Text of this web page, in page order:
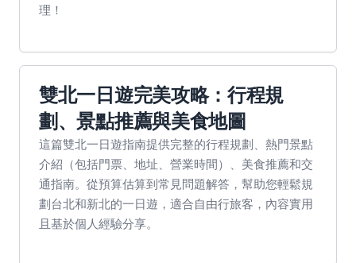
理！
雙北一日遊完美攻略：行程規
劃、景點推薦與美食地圖
這篇雙北一日遊指南提供完整的行程規劃、熱門景點
介紹（包括門票、地址、營業時間）、美食推薦和交
通指南。從預算估算到常見問題解答，幫助您輕鬆規
劃台北和新北的一日遊，適合自由行旅客，內容實用
且基於個人經驗分享。